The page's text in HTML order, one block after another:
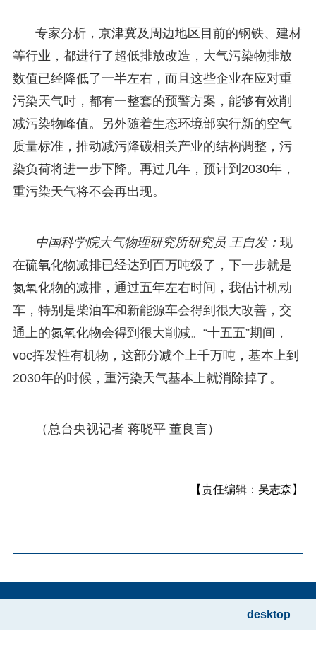
专家分析，京津冀及周边地区目前的钢铁、建材
等行业，都进行了超低排放改造，大气污染物排放
数值已经降低了一半左右，而且这些企业在应对重
污染天气时，都有一整套的预警方案，能够有效削
减污染物峰值。另外随着生态环境部实行新的空气
质量标准，推动减污降碳相关产业的结构调整，污
染负荷将进一步下降。再过几年，预计到2030年，
重污染天气将不会再出现。
中国科学院大气物理研究所研究员 王自发： 现
在硫氧化物减排已经达到百万吨级了，下一步就是
氮氧化物的减排，通过五年左右时间，我估计机动
车，特别是柴油车和新能源车会得到很大改善，交
通上的氮氧化物会得到很大削减。“十五五”期间，
voc挥发性有机物，这部分减个上千万吨，基本上到
2030年的时候，重污染天气基本上就消除掉了。
（总台央视记者 蒋晓平 董良言）
【责任编辑：吴志森】
desktop